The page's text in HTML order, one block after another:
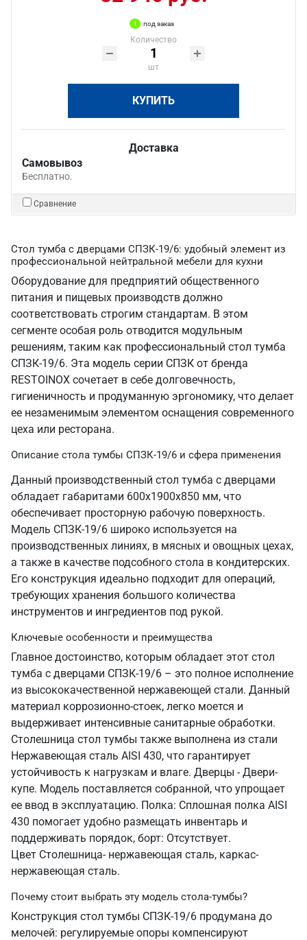
под заказ
Количество
шт
КУПИТЬ
Доставка
Самовывоз
Бесплатно.
Сравнение
Стол тумба с дверцами СПЗК-19/6: удобный элемент из
профессиональной нейтральной мебели для кухни
Оборудование для предприятий общественного
питания и пищевых производств должно
соответствовать строгим стандартам. В этом
сегменте особая роль отводится модульным
решениям, таким как профессиональный стол тумба
СПЗК-19/6. Эта модель серии СПЗК от бренда
RESTOINOX сочетает в себе долговечность,
гигиеничность и продуманную эргономику, что делает
ее незаменимым элементом оснащения современного
цеха или ресторана.
Описание стола тумбы СПЗК-19/6 и сфера применения
Данный производственный стол тумба с дверцами
обладает габаритами 600х1900х850 мм, что
обеспечивает просторную рабочую поверхность.
Модель СПЗК-19/6 широко используется на
производственных линиях, в мясных и овощных цехах,
а также в качестве подсобного стола в кондитерских.
Его конструкция идеально подходит для операций,
требующих хранения большого количества
инструментов и ингредиентов под рукой.
Ключевые особенности и преимущества
Главное достоинство, которым обладает этот стол
тумба с дверцами СПЗК-19/6 – это полное исполнение
из высококачественной нержавеющей стали. Данный
материал коррозионно-стоек, легко моется и
выдерживает интенсивные санитарные обработки.
Столешница стол тумбы также выполнена из стали
Нержавеющая сталь AISI 430, что гарантирует
устойчивость к нагрузкам и влаге. Дверцы - Двери-
купе. Модель поставляется собранной, что упрощает
ее ввод в эксплуатацию. Полка: Сплошная полка AISI
430 помогает удобно размещать инвентарь и
поддерживать порядок, борт: Отсутствует.
Цвет Столешница- нержавеющая сталь, каркас-
нержавеющая сталь.
Почему стоит выбрать эту модель стола-тумбы?
Конструкция стол тумбы СПЗК-19/6 продумана до
мелочей: регулируемые опоры компенсируют